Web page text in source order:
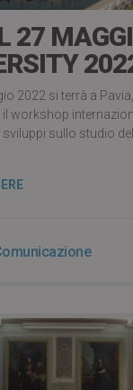
27
2022 si terrà a
workshop
sviluppi sullo studio